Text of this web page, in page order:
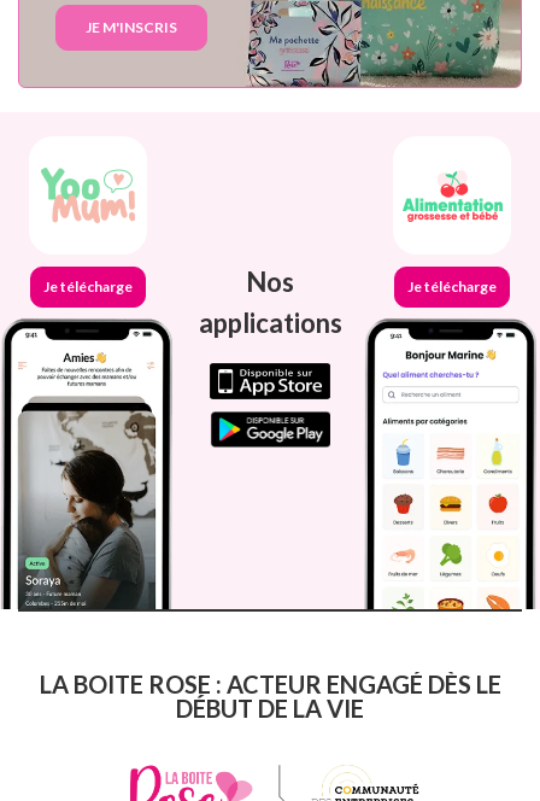
JE M'INSCRIS
Je télécharge
Nos
applications
Je télécharge
LA BOITE ROSE : ACTEUR ENGAGÉ DÈS LE
DÉBUT DE LA VIE